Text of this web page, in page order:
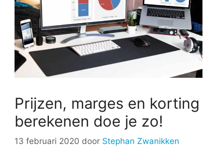
Prijzen, marges en korting
berekenen doe je zo!
13 februari 2020 door Stephan Zwanikken